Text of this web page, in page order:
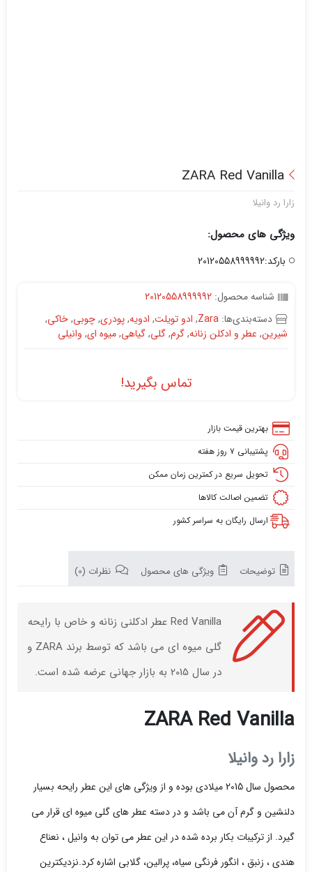
ZARA Red Vanilla
زارا رد وانیلا
ویژگی های محصول:
بارکد:20120558999992
شناسه محصول: 20120558999992
دسته‌بندی‌ها: Zara
, ادو تویلت, ادویه,پودری,چوبی,خاکی,
شیرین, عطر و ادکلن زنانه,گرم,گلی,گیاهی,میوه ای, وانیلی
تماس بگیرید!
بهترین قیمت بازار
پشتیبانی ۷ روز هفته
تحویل سریع در کمترین زمان ممکن
تضمین اصالت کالاها
ارسال رایگان به سراسر کشور
توضیحات ویژگی های محصول نظرات (0)
Red Vanilla عطر ادکلنی زنانه و خاص با رایحه
گلی میوه ای می باشد که توسط برند ZARA و
در سال 2015 به بازار جهانی عرضه شده است.
ZARA Red Vanilla
زارا رد وانیلا
محصول سال 2015 میلادی بوده و از ویژگی های این عطر رایحه بسیار
دلنشین و گرم آن می باشد و در دسته عطر های گلی میوه ای قرار می
گیرد. از ترکیبات بکار برده شده در این عطر می توان به وانیل ، نعناع
هندی ، زنبق ، انگور فرنگی سیاه، پرالین، گلابی اشاره کرد.نزدیکترین